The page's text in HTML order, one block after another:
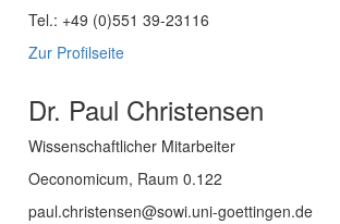
Tel.: +49 (0)551 39-23116
Zur Profilseite
Dr. Paul Christensen
Wissenschaftlicher Mitarbeiter
Oeconomicum, Raum 0.122
paul.christensen@sowi.uni-goettingen.de